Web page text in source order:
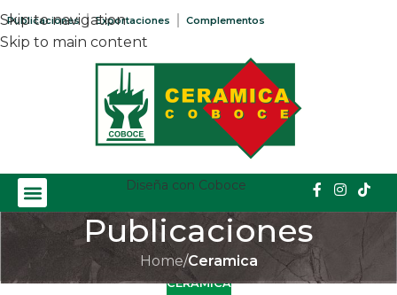
Skip to navigation
Skip to main content
Publicaciones Exportaciones Complementos
Diseña con Coboce
Publicaciones
Home/Ceramica
CERAMICA